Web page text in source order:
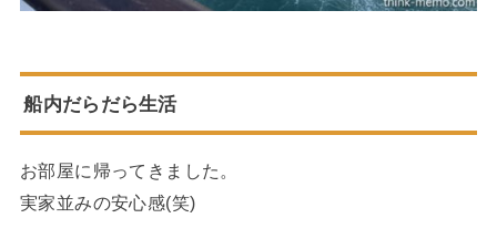
船内だらだら生活
お部屋に帰ってきました。
実家並みの安心感(笑)